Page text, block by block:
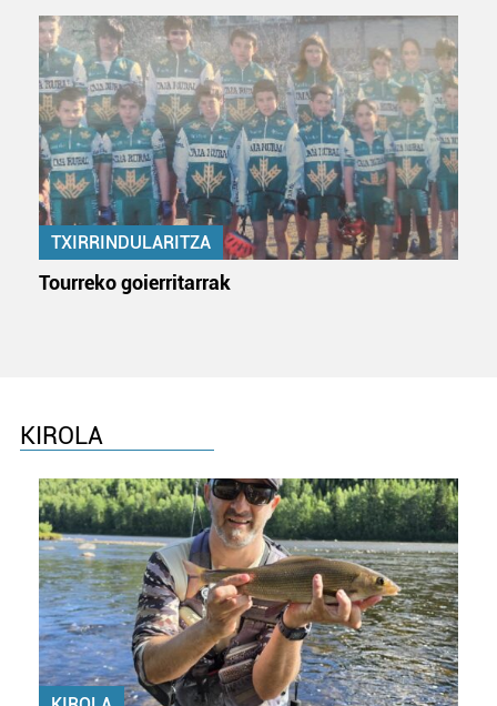
TXIRRINDULARITZA
Tourreko goierritarrak
KIROLA